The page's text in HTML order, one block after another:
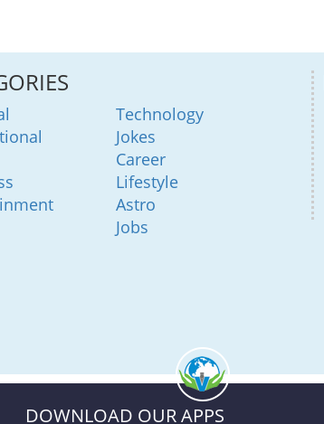
Technology
Jokes
Career
Lifestyle
Astro
Jobs
DOWNLOAD OUR APPS